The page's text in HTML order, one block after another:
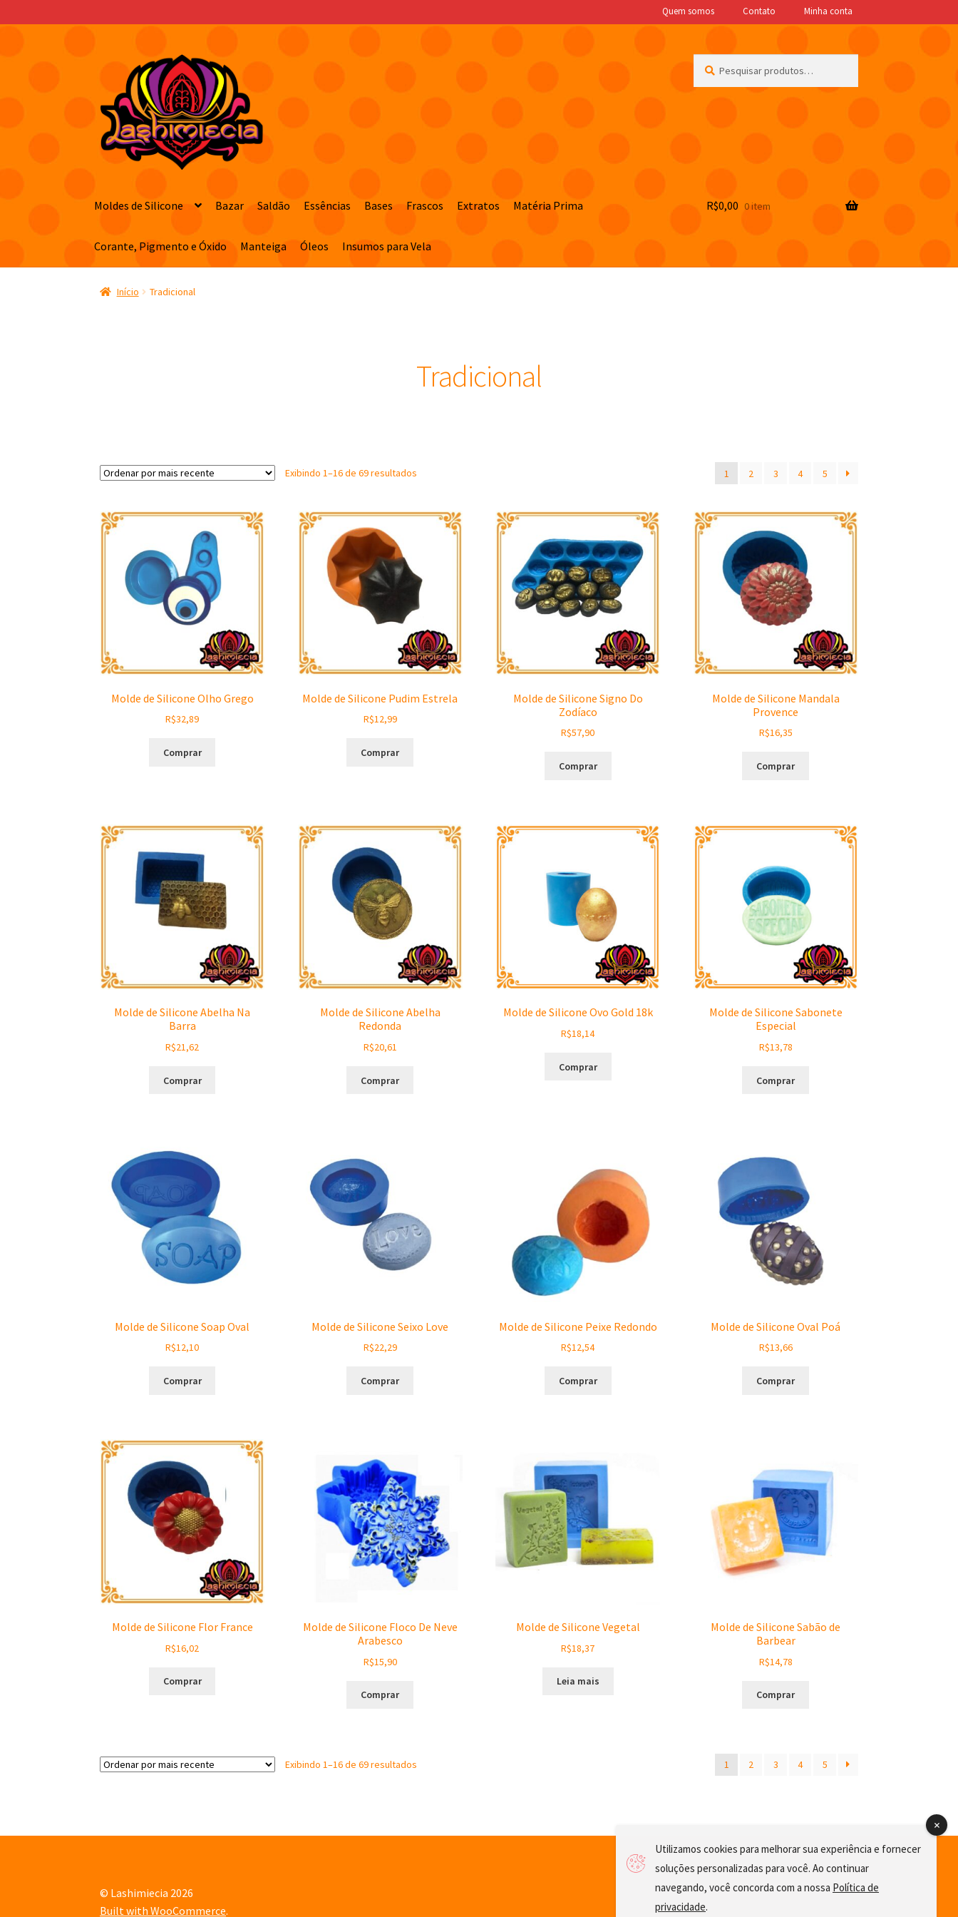
Quem somos Contato Minha conta
navegação
conteúdo
por:
Moldes de Silicone Bazar Saldão Essências Bases Frascos Extratos Matéria Prima
Corante, Pigmento e Óxido Manteiga Óleos Insumos para Vela
R$0,00 0 item
Início Tradicional
Tradicional
Exibindo 1–16 de 69 resultados 1 2 3 4 5
Molde de Silicone Olho Grego
R$32,89
Comprar
Molde de Silicone Pudim Estrela
R$12,99
Comprar
Molde de Silicone Signo Do
Zodíaco
R$57,90
Comprar
Molde de Silicone Mandala
Provence
R$16,35
Comprar
Molde de Silicone Abelha Na
Barra
R$21,62
Comprar
Molde de Silicone Abelha
Redonda
R$20,61
Comprar
Molde de Silicone Ovo Gold 18k
R$18,14
Comprar
Molde de Silicone Sabonete
Especial
R$13,78
Comprar
Molde de Silicone Soap Oval
R$12,10
Comprar
Molde de Silicone Seixo Love
R$22,29
Comprar
Molde de Silicone Peixe Redondo
R$12,54
Comprar
Molde de Silicone Oval Poá
R$13,66
Comprar
Molde de Silicone Flor France
R$16,02
Comprar
Molde de Silicone Floco De Neve
Arabesco
R$15,90
Comprar
Molde de Silicone Vegetal
R$18,37
Leia mais
Molde de Silicone Sabão de
Barbear
R$14,78
Comprar
Exibindo 1–16 de 69 resultados 1 2 3 4 5
© Lashimiecia 2026
Built with WooCommerce.
Utilizamos cookies para melhorar sua experiência e fornecer
soluções personalizadas para você. Ao continuar
navegando, você concorda com a nossa Política de
privacidade.